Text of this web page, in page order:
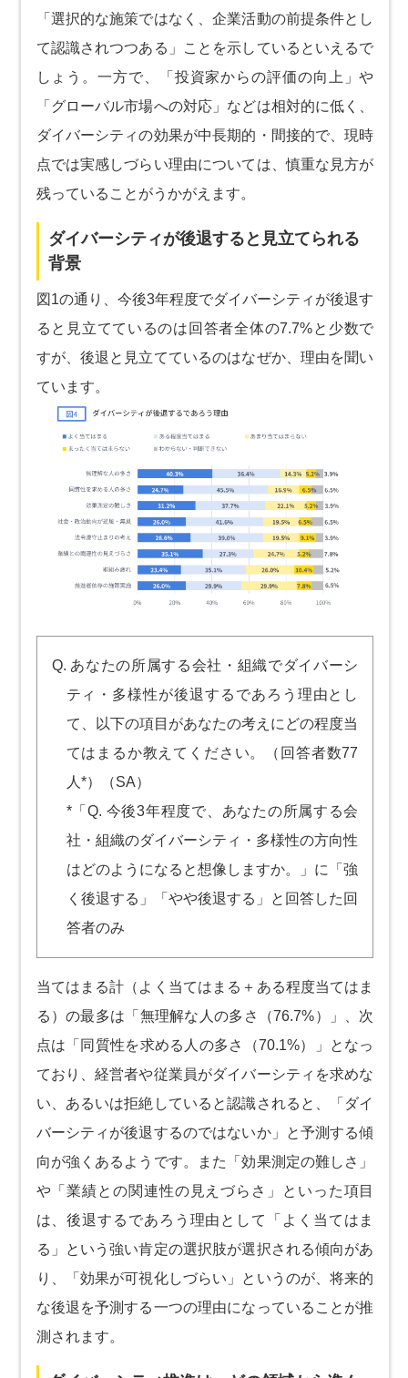
「選択的な施策ではなく、企業活動の前提条件とし
て認識されつつある」ことを示しているといえるで
しょう。一方で、「投資家からの評価の向上」や
「グローバル市場への対応」などは相対的に低く、
ダイバーシティの効果が中長期的・間接的で、現時
点では実感しづらい理由については、慎重な見方が
残っていることがうかがえます。
ダイバーシティが後退すると見立てられる
背景
図1の通り、今後3年程度でダイバーシティが後退す
ると見立てているのは回答者全体の7.7%と少数で
すが、後退と見立てているのはなぜか、理由を聞い
ています。
Q. あなたの所属する会社・組織でダイバーシ
ティ・多様性が後退するであろう理由とし
て、以下の項目があなたの考えにどの程度当
てはまるか教えてください。（回答者数77
人*）（SA）
*「Q. 今後3年程度で、あなたの所属する会
社・組織のダイバーシティ・多様性の方向性
はどのようになると想像しますか。」に「強
く後退する」「やや後退する」と回答した回
答者のみ
当てはまる計（よく当てはまる＋ある程度当てはま
る）の最多は「無理解な人の多さ（76.7%）」、次
点は「同質性を求める人の多さ（70.1%）」となっ
ており、経営者や従業員がダイバーシティを求めな
い、あるいは拒絶していると認識されると、「ダイ
バーシティが後退するのではないか」と予測する傾
向が強くあるようです。また「効果測定の難しさ」
や「業績との関連性の見えづらさ」といった項目
は、後退するであろう理由として「よく当てはま
る」という強い肯定の選択肢が選択される傾向があ
り、「効果が可視化しづらい」というのが、将来的
な後退を予測する一つの理由になっていることが推
測されます。